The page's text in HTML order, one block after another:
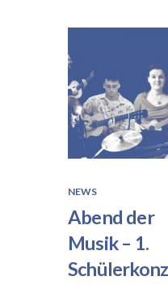
NEWS
Abend der
Musik – 1.